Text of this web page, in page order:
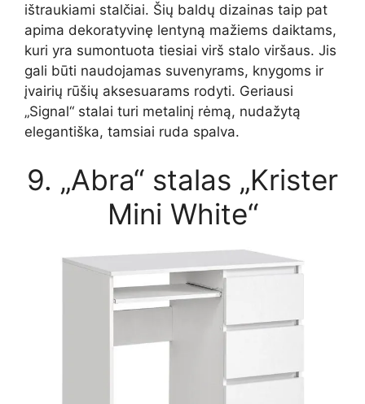
ištraukiami stalčiai. Šių baldų dizainas taip pat
apima dekoratyvinę lentyną mažiems daiktams,
kuri yra sumontuota tiesiai virš stalo viršaus. Jis
gali būti naudojamas suvenyrams, knygoms ir
įvairių rūšių aksesuarams rodyti. Geriausi
„Signal“ stalai turi metalinį rėmą, nudažytą
elegantiška, tamsiai ruda spalva.
9. „Abra“ stalas „Krister
Mini White“